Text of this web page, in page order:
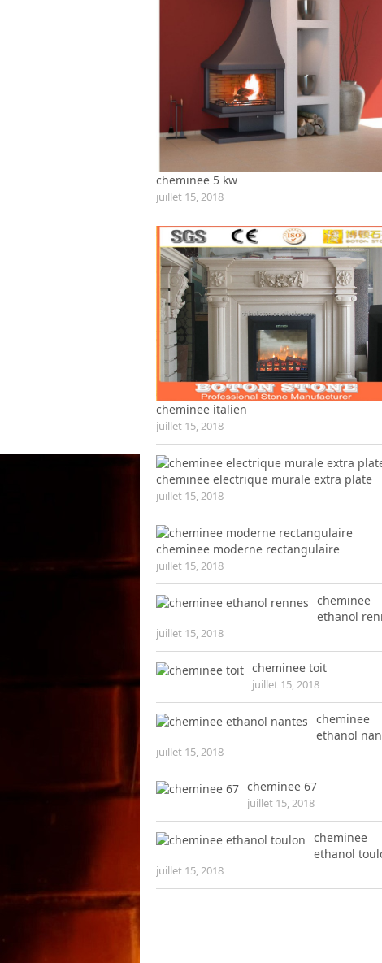
cheminee 5 kw
juillet 15, 2018
cheminee italien
juillet 15, 2018
cheminee electrique murale extra plate
juillet 15, 2018
cheminee moderne rectangulaire
juillet 15, 2018
cheminee
ethanol
juillet 15, 2018
cheminee toit
juillet 15, 2018
cheminee
ethanol
juillet 15, 2018
cheminee 67
juillet 15, 2018
cheminee
ethanol
juillet 15, 2018